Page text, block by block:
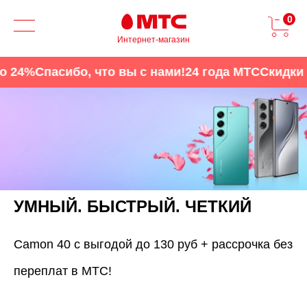
Интернет-магазин
0
Спасибо, что вы с нами!24 года МТССкидки
УМНЫЙ. БЫСТРЫЙ. ЧЕТКИЙ
Camon 40 с выгодой до 130 руб + рассрочка без
переплат в МТС!